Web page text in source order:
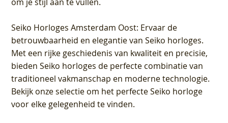
Seiko Horloges Amsterdam Oost: Ervaar de
betrouwbaarheid en elegantie van Seiko horloges.
Met een rijke geschiedenis van kwaliteit en precisie,
bieden Seiko horloges de perfecte combinatie van
traditioneel vakmanschap en moderne technologie.
Bekijk onze selectie om het perfecte Seiko horloge
voor elke gelegenheid te vinden.